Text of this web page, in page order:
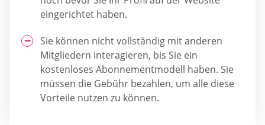
eingerichtet haben.
Sie können nicht vollständig mit anderen
Mitgliedern interagieren, bis Sie ein
kostenloses Abonnementmodell haben. Sie
müssen die Gebühr bezahlen, um alle diese
Vorteile nutzen zu können.